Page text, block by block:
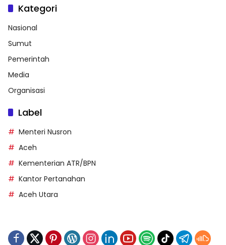
Kategori
Nasional
Sumut
Pemerintah
Media
Organisasi
Label
Menteri Nusron
Aceh
Kementerian ATR/BPN
Kantor Pertanahan
Aceh Utara